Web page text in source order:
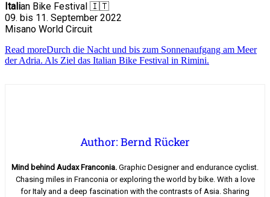
Italian Bike Festival 🇮🇹
09. bis 11. September 2022
Misano World Circuit
Read moreDurch die Nacht und bis zum Sonnenaufgang am Meer
der Adria. Als Ziel das Italian Bike Festival in Rimini.
Author: Bernd Rücker
Mind behind Audax Franconia. Graphic Designer and endurance cyclist.
Chasing miles in Franconia or exploring the world by bike. With a love
for Italy and a deep fascination with the contrasts of Asia. Sharing